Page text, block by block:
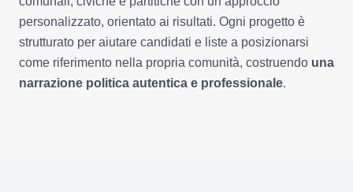
personalizzato, orientato ai risultati. Ogni progetto è
strutturato per aiutare candidati e liste a posizionarsi
come riferimento nella propria comunità, costruendo una
narrazione politica autentica e professionale.